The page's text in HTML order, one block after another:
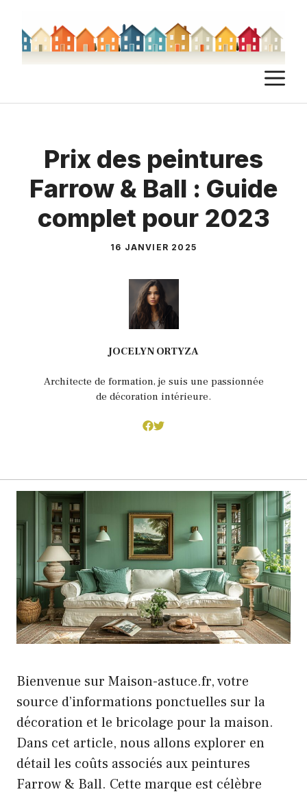
contenu
Prix des peintures
Farrow & Ball : Guide
complet pour 2023
16 JANVIER 2025
JOCELYN ORTYZA
Architecte de formation, je suis une passionnée
de décoration intérieure.
Bienvenue sur Maison-astuce.fr, votre
source d’informations ponctuelles sur la
décoration et le bricolage pour la maison.
Dans cet article, nous allons explorer en
détail les coûts associés aux peintures
Farrow & Ball. Cette marque est célèbre